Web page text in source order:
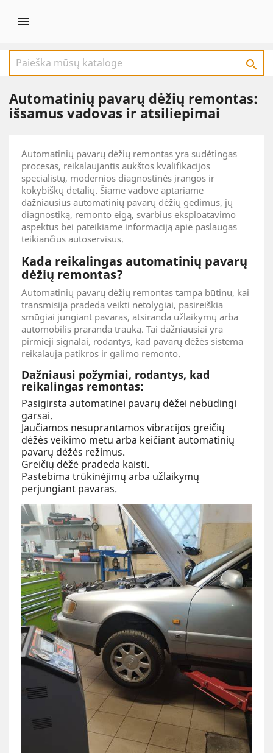


Automatinių pavarų dėžių remontas:
išsamus vadovas ir atsiliepimai
Automatinių pavarų dėžių remontas yra sudėtingas
procesas, reikalaujantis aukštos kvalifikacijos
specialistų, modernios diagnostinės įrangos ir
kokybiškų detalių. Šiame vadove aptariame
dažniausius automatinių pavarų dėžių gedimus, jų
diagnostiką, remonto eigą, svarbius eksploatavimo
aspektus bei pateikiame informaciją apie paslaugas
teikiančius autoservisus.
Kada reikalingas automatinių pavarų
dėžių remontas?
Automatinių pavarų dėžių remontas tampa būtinu, kai
transmisija pradeda veikti netolygiai, pasireiškia
smūgiai jungiant pavaras, atsiranda užlaikymų arba
automobilis praranda trauką. Tai dažniausiai yra
pirmieji signalai, rodantys, kad pavarų dėžės sistema
reikalauja patikros ir galimo remonto.
Dažniausi požymiai, rodantys, kad
reikalingas remontas:
Pasigirsta automatinei pavarų dėžei nebūdingi
garsai.
Jaučiamos nesuprantamos vibracijos greičių
dėžės veikimo metu arba keičiant automatinių
pavarų dėžės režimus.
Greičių dėžė pradeda kaisti.
Pastebima trūkinėjimų arba užlaikymų
perjungiant pavaras.